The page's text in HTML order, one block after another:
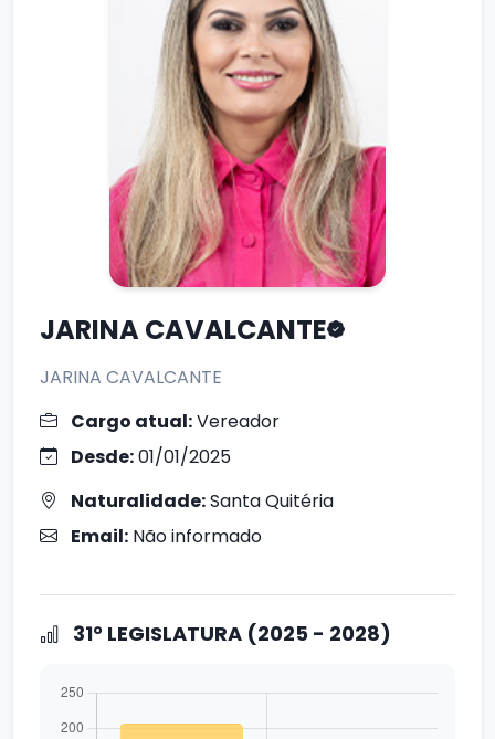
JARINA CAVALCANTE
JARINA CAVALCANTE
Cargo atual:Vereador
Desde:01/01/2025
Naturalidade:Santa Quitéria
Email: Não informado
31° LEGISLATURA (2025 - 2028)